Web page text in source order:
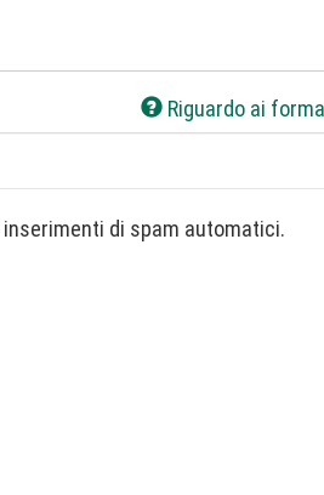
Riguardo ai
Questa domanda è un test per verificare che tu sia un visitatore umano e per impedire inserimenti di spam automatici.